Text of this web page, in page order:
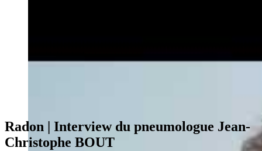
Radon | Interview du pneumologue Jean-
Christophe BOUT